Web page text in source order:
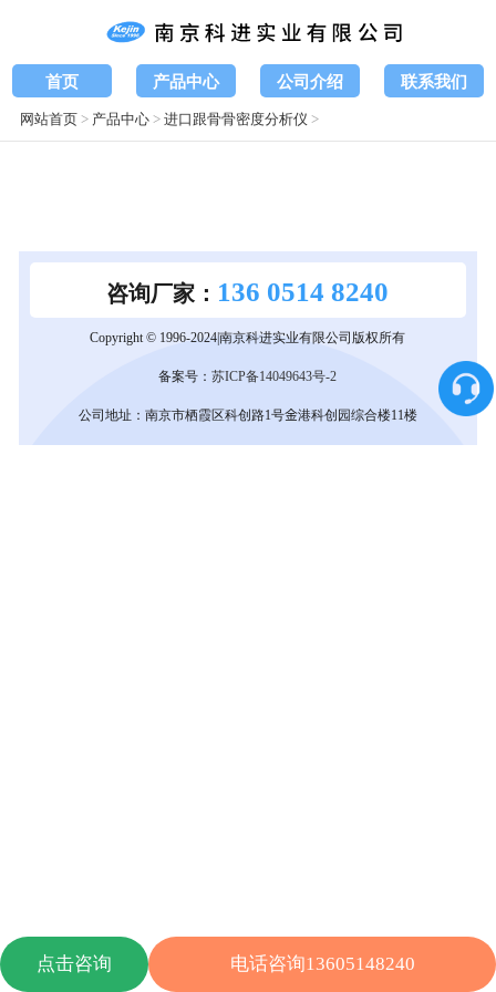
首页 产品中心 公司介绍 联系我们
网站首页> 产品中心>进口跟骨骨密度分析仪 >
咨询厂家： 136 0514 8240
Copyright © 1996-2024|南京科进实业有限公司版权所有
备案号：苏ICP备14049643号-2
公司地址：南京市栖霞区科创路1号金港科创园综合楼11楼
点击咨询 电话咨询13605148240